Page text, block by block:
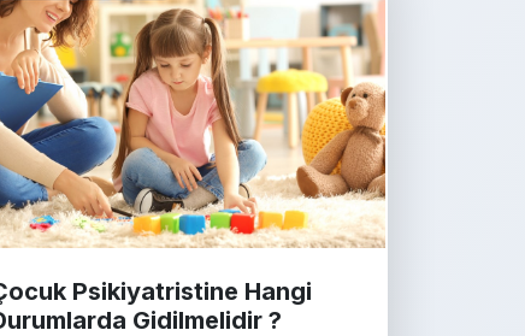
Psikiyatristine Hangi
Gidilmelidir ?